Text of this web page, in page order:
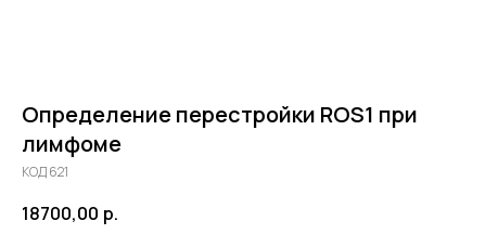
Определение перестройки ROS1 при
лимфоме
КОД 621
18700,00 р.